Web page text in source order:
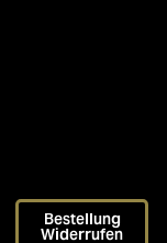
Bestellung
Widerrufen